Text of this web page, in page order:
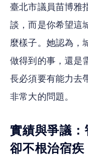
臺北市議員苗博雅
談，而是你希望這
麼樣子。她認為，
做得到的事，還是
長必須要有能力去
非常大的問題。
實績與爭議
卻不根治宿疾